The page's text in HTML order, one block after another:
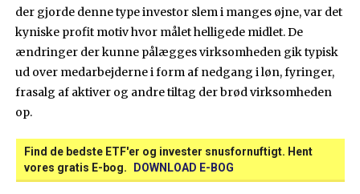
der gjorde denne type investor slem i manges øjne, var det
kyniske profit motiv hvor målet helligede midlet. De
ændringer der kunne pålægges virksomheden gik typisk
ud over medarbejderne i form af nedgang i løn, fyringer,
frasalg af aktiver og andre tiltag der brød virksomheden
op.
Find de bedste ETF'er og invester snusfornuftigt. Hent
vores gratis E-bog.
DOWNLOAD E-BOG